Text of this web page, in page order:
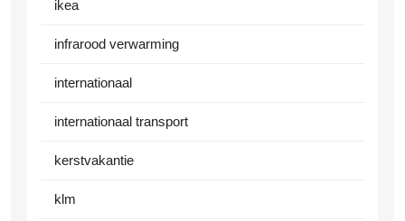
ikea
infrarood verwarming
internationaal
internationaal transport
kerstvakantie
klm